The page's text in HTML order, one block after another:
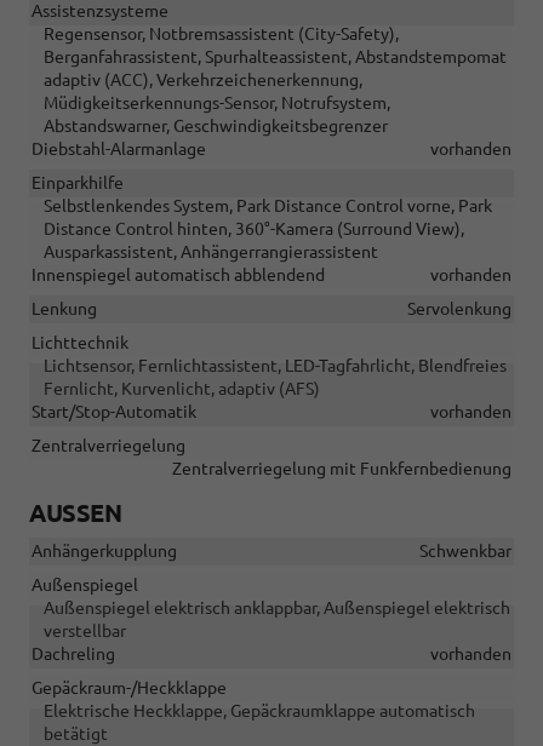
Assistenzsysteme
Regensensor, Notbremsassistent (City-Safety),
Berganfahrassistent, Spurhalteassistent, Abstandstempomat
adaptiv (ACC), Verkehrzeichenerkennung,
Müdigkeitserkennungs-Sensor, Notrufsystem,
Abstandswarner, Geschwindigkeitsbegrenzer
Diebstahl-Alarmanlage
vorhanden
Einparkhilfe
Selbstlenkendes System, Park Distance Control vorne, Park
Distance Control hinten, 360°-Kamera (Surround View),
Ausparkassistent, Anhängerrangierassistent
Innenspiegel automatisch abblendend
vorhanden
Lenkung
Servolenkung
Lichttechnik
Lichtsensor, Fernlichtassistent, LED-Tagfahrlicht, Blendfreies
Fernlicht, Kurvenlicht, adaptiv (AFS)
Start/Stop-Automatik
vorhanden
Zentralverriegelung
Zentralverriegelung mit Funkfernbedienung
AUSSEN
Anhängerkupplung
Schwenkbar
Außenspiegel
Außenspiegel elektrisch anklappbar, Außenspiegel elektrisch
verstellbar
Dachreling
vorhanden
Gepäckraum-/Heckklappe
Elektrische Heckklappe, Gepäckraumklappe automatisch
betätigt